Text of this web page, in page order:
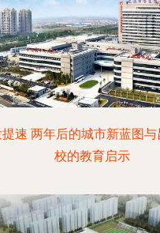
速 两年后的城市新蓝图
校的教育启示